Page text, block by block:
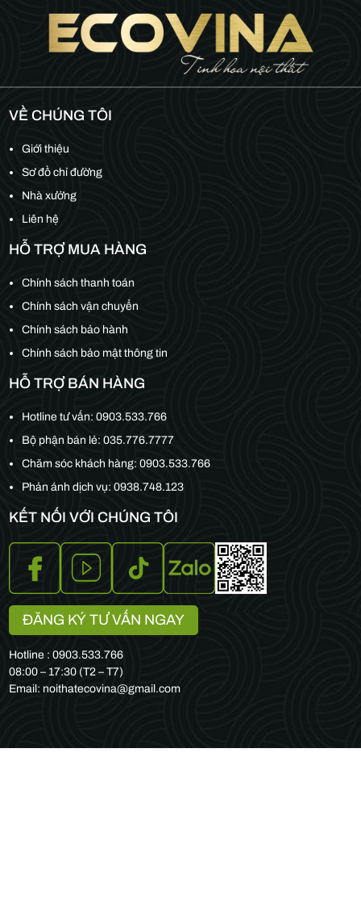
VỀ CHÚNG TÔI
Giới thiệu
Sơ đồ chỉ đường
Nhà xưởng
Liên hệ
HỖ TRỢ MUA HÀNG
Chính sách thanh toán
Chính sách vận chuyển
Chính sách bảo hành
Chính sách bảo mật thông tin
HỖ TRỢ BÁN HÀNG
Hotline tư vấn:0903.533.766
Bộ phận bán lẻ:035.776.7777
Chăm sóc khách hàng:0903.533.766
Phản ánh dịch vụ: 0938.748.123
KẾT NỐI VỚI CHÚNG TÔI
ĐĂNG KÝ TƯ VẤN NGAY
Hotline : 0903.533.766
08:00 – 17:30 (T2 – T7)
Email: noithatecovina@gmail.com